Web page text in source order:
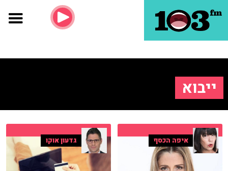
ייבוא
איפה הכסף גדעון אוקו